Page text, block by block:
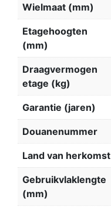
Wielmaat (mm)
Etagehoogten
(mm)
Draagvermogen
etage (kg)
Garantie (jaren)
Douanenummer
Land van herkomst
Gebruikvlaklengte
(mm)